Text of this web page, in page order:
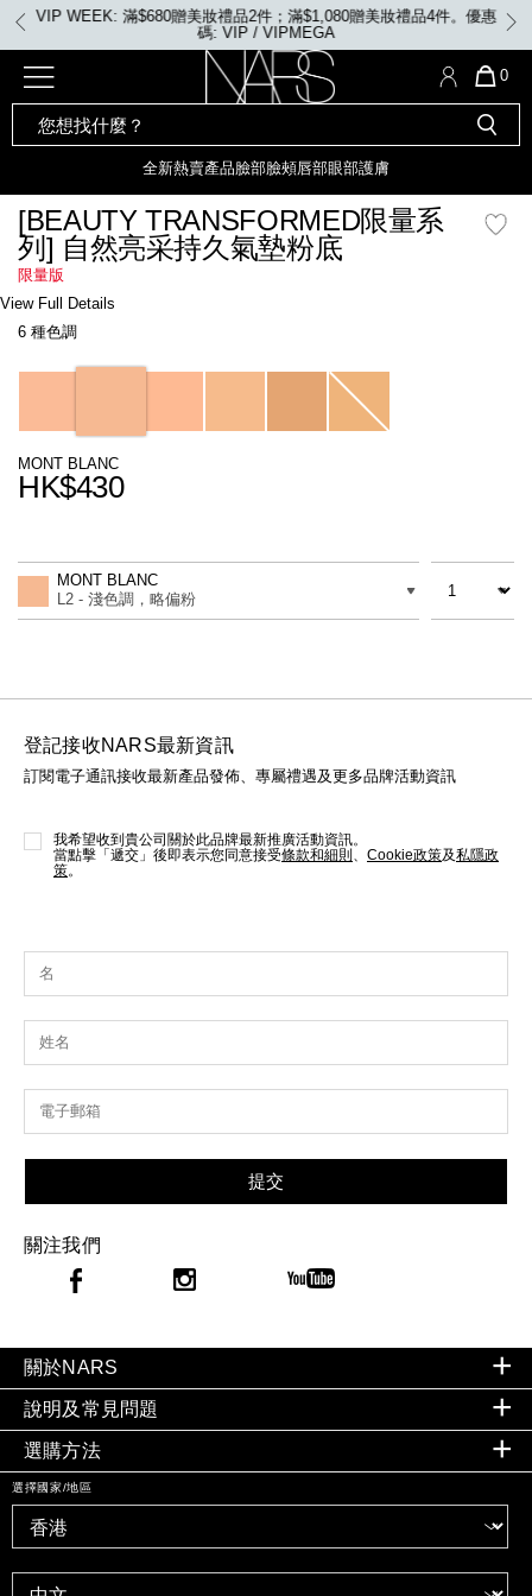
VIP WEEK: 滿$680贈美妝禮品2件；滿$1,080贈美妝禮品4件。優惠
碼: VIP / VIPMEGA
選單"
Nars
0
SEARCH
CATALOG
全新熱賣產品臉部臉頰唇部眼部護膚
全新LIGHT REFLECTING™ 原生光
亮肌卸妝油
全新色調LIGHT REFLECTING™ 原
生光幻彩蜜粉餅
全新
全新色調
全新LIGHT REFLECTING™ 原生光
電子禮品卡
瀏覽全部
彩妝組合及禮品
臉部
臉頰
眼部
官網限定​
粉底
胭脂
唇膏
定妝蜜粉
瀏覽全部
[BEAUTY TRANSFORMED限量系
列] 自然亮采持久氣墊粉底
限量版
Details
/zh/%5Bbeauty-
Item
NARZ10757_hk
View Full Details
6 種色調
Variations
MONT BLANC
HK$430
to
cart
options
Actions
MONT BLANC
L2 - 淺色調，略偏粉
數量
登記接收NARS最新資訊
訂閱電子通訊接收最新產品發佈、專屬禮遇及更多品牌活動資訊
我希望收到貴公司關於此品牌最新推廣活動資訊。
當點擊「遞交」後即表示您同意接受條款和細則 、 Cookie政策及私隱政
策。
提交
關注我們
關於NARS
說明及常見問題
選購方法
選擇國家/地區